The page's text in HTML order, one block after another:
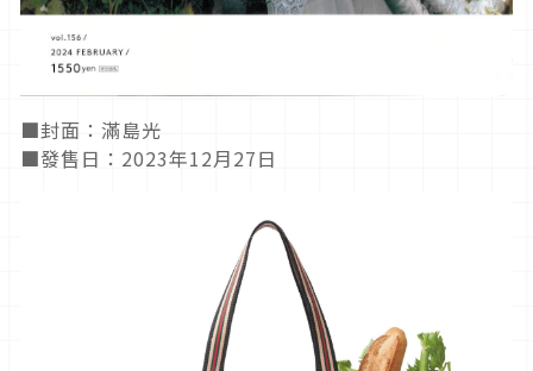
■封面：滿島光
■發售日：2023年12月27日